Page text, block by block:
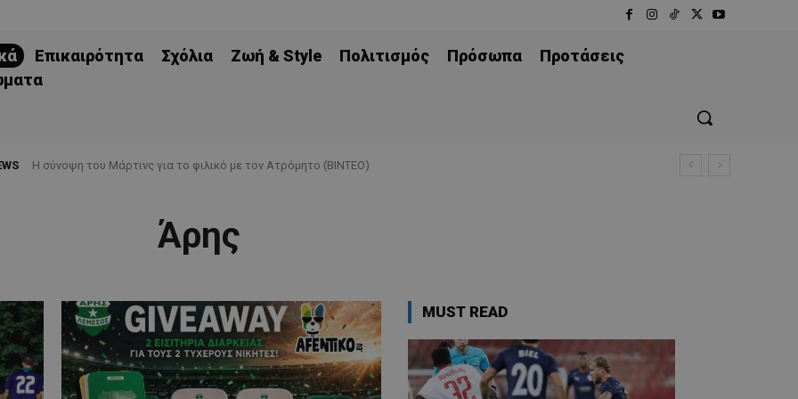
Επικαιρότητα Σχόλια Ζωή & Style Πολιτισμός Πρόσωπα
Προτάσεις
H σύνοψη του Μάρτινς για το φιλικό με τον Ατρόμητο (ΒΙΝΤΕΟ)
Άρης
MUST READ